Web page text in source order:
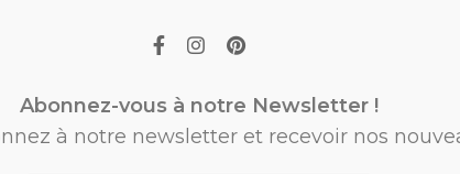
Abonnez-vous à notre Newsletter !
à notre newsletter et recevoir nos